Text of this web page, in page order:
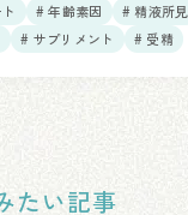
# 年齢素因 # 精液所見
# サプリメント # 受精
たい記事